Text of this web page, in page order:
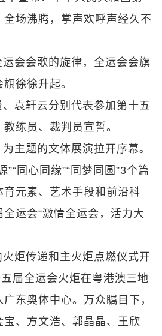
场沸腾，掌声欢呼声经久不
会会歌的旋律，全运会会旗
徐徐升起。
袁轩云分别代表参加第十五
练员、裁判员宣誓。
主题的文体展演拉开序幕。
”“同心同缘”“同梦同圆”3个篇
元素、艺术手段和前沿科
运会“激情全运会，活力大
炬传递和主火炬点燃仪式开
届全运会火炬在粤港澳三地
东奥体中心。万众瞩目下，
、方文浩、郭晶晶、王欣